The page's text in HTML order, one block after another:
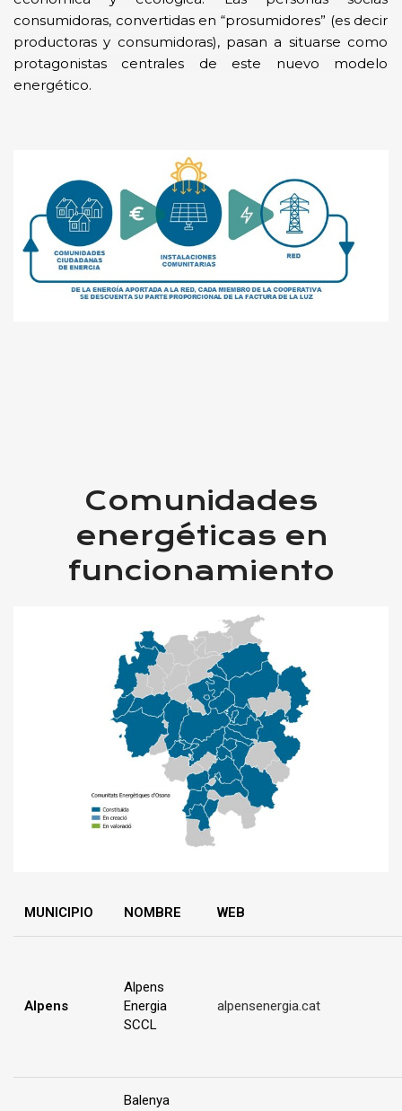
consumidoras, convertidas en “prosumidores” (es decir
productoras y consumidoras), pasan a situarse como
protagonistas centrales de este nuevo modelo
energético.
Comunidades
energéticas en
funcionamiento
MUNICIPIO NOMBRE WEB
Alpens
Alpens
Energia
SCCL
alpensenergia.cat
Balenya